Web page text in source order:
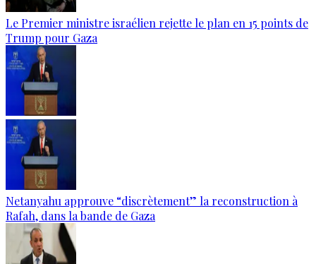
Le Premier ministre israélien rejette le plan en 15 points de
Trump pour Gaza
Netanyahu approuve “discrètement” la reconstruction à
Rafah, dans la bande de Gaza